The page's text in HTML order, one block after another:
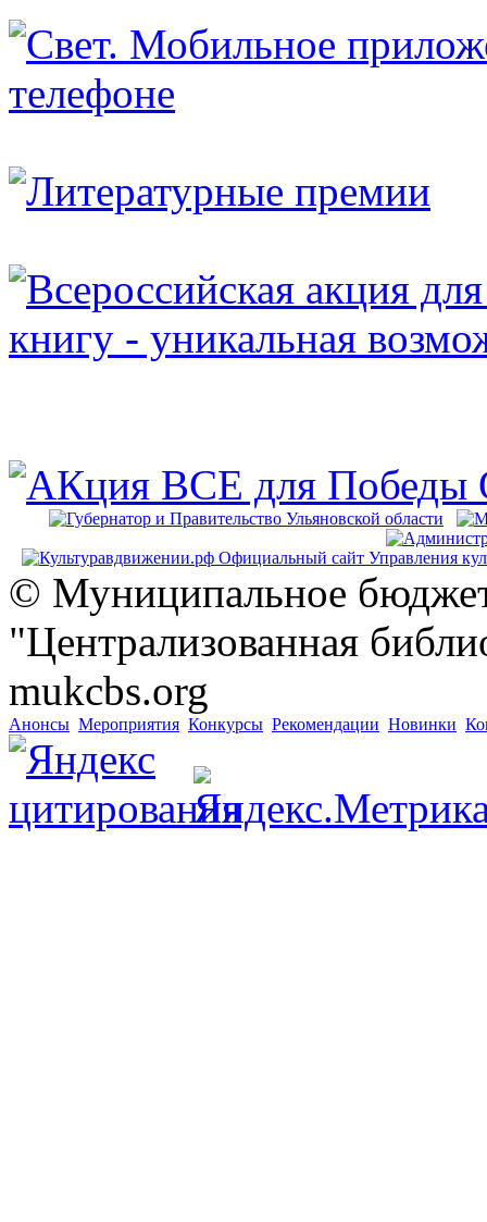
© Муниципальное
"Централизованная
mukcbs.org
Анонсы Мероприятия Конкурсы Рекомендации Новинки